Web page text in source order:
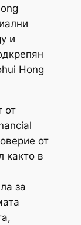
и
Hong
от
от
както в
за